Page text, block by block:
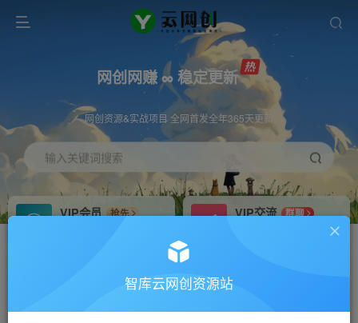
网创网赚 ∞ 稳定更新
网创资源&实战项目 全网首发全年365天更新
输入关键词搜索
VIP会员
抢先
VIP交流
群聊
研究探讨更多创业项目路子。
会员专属推广链接智库云网创资源站